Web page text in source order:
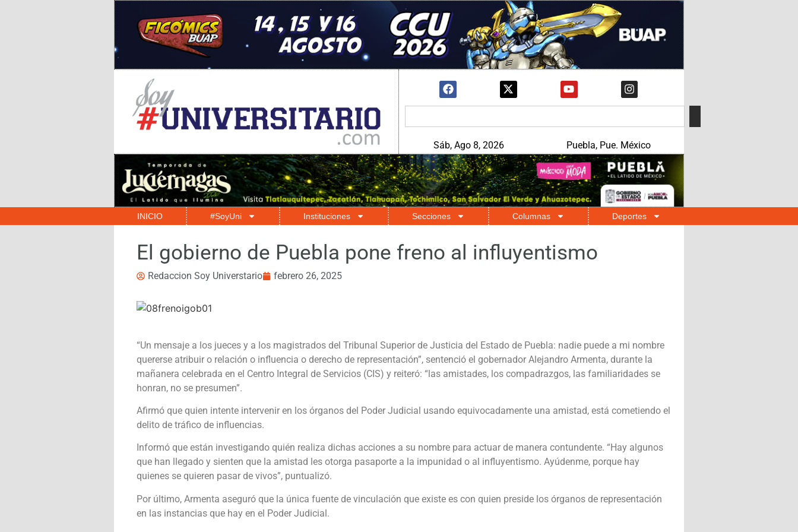
Sáb, Ago 8, 2026 Puebla, Pue. México
INICIO #SoyUni Instituciones Secciones Columnas Deportes
El gobierno de Puebla pone freno al influyentismo
Redaccion Soy Universtario febrero 26, 2025
“Un mensaje a los jueces y a los magistrados del Tribunal Superior de Justicia del Estado de Puebla: nadie puede a mi nombre
quererse atribuir o relación o influencia o derecho de representación”, sentenció el gobernador Alejandro Armenta, durante la
mañanera celebrada en el Centro Integral de Servicios (CIS) y reiteró: “las amistades, los compadrazgos, las familiaridades se
honran, no se presumen”.
Afirmó que quien intente intervenir en los órganos del Poder Judicial usando equivocadamente una amistad, está cometiendo el
delito de tráfico de influencias.
Informó que están investigando quién realiza dichas acciones a su nombre para actuar de manera contundente. “Hay algunos
que han llegado y sienten que la amistad les otorga pasaporte a la impunidad o al influyentismo. Ayúdenme, porque hay
quienes se quieren pasar de vivos”, puntualizó.
Por último, Armenta aseguró que la única fuente de vinculación que existe es con quien preside los órganos de representación
en las instancias que hay en el Poder Judicial.